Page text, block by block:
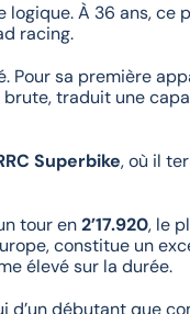
À 36 ans, ce
racing.
sa première
traduit une
Superbike, où il
tour en2’17.920, le
constitue un
élevé sur la durée.
débutant que